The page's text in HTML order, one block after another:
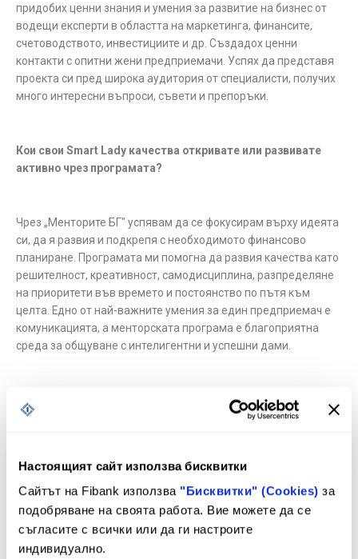
Настоящият сайт използва бисквитки
Сайтът на Fibank използва "Бисквитки" (Cookies) за
подобряване на своята работа. Вие можете да се
съгласите с всички или да ги настроите
индивидуално.
придобих ценни знания и умения за развитие на бизнес от
водещи експерти в областта на маркетинга, финансите,
счетоводството, инвестициите и др. Създадох ценни
контакти с опитни жени предприемачи. Успях да представя
проекта си пред широка аудитория от специалисти, получих
много интересни въпроси, съвети и препоръки.
Кои свои Smart Lady качества откривате или развивате
активно чрез програмата?
Чрез „Менторите БГ" успявам да се фокусирам върху идеята
си, да я развия и подкрепя с необходимото финансово
планиране. Програмата ми помогна да развия качества като
решителност, креативност, самодисциплина, разпределяне
на приоритети във времето и постоянство по пътя към
целта. Едно от най-важните умения за един предприемач е
комуникацията, а менторската програма е благоприятна
среда за общуване с интелигентни и успешни дами.
Мили Smart Ladies, ако имате интересна бизнес идея и
мечтаете за собствен бизнес, горещо ви препоръчвам
менторската програма. Менторите в нея ще споделят своя
безценен опит и ще ви помогнат да направите мечтания скок